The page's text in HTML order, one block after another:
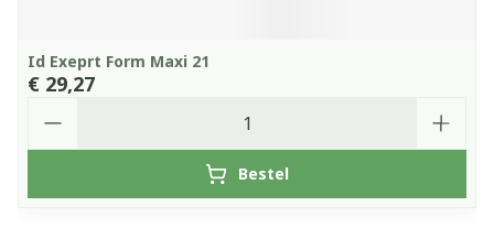
Id Exeprt Form Maxi 21
€ 29,27
Bestel